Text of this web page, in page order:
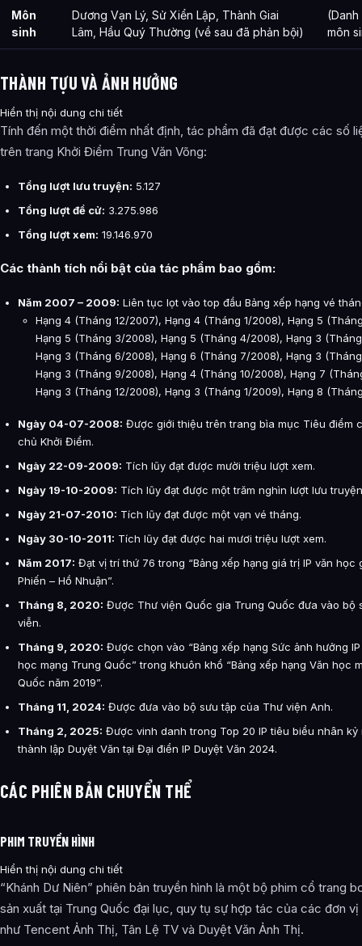
Môn
sinh
Dương Vạn Lý, Sử Xiển Lập, Thành Giai
Lâm, Hầu Quý Thường (về sau đã phản bội)
môn
THÀNH TỰU VÀ ẢNH HƯỞNG
Hiển thị nội dung chi tiết
Tính đến một thời điểm nhất định, tác phẩm đã đạt được các số
trên trang Khởi Điểm Trung Văn Võng:
Tổng lượt lưu truyện: 5.127
Tổng lượt đề cử: 3.275.986
Tổng lượt xem: 19.146.970
Các thành tích nổi bật của tác phẩm bao gồm:
Năm 2007 – 2009: Liên tục lọt vào top đầu Bảng xếp hạng vé
Hạng 4 (Tháng 12/2007), Hạng 4 (Tháng 1/2008), Hạng 5
Hạng 5 (Tháng 3/2008), Hạng 5 (Tháng 4/2008), Hạng 3
Hạng 3 (Tháng 6/2008), Hạng 6 (Tháng 7/2008), Hạng 3
Hạng 3 (Tháng 9/2008), Hạng 4 (Tháng 10/2008), Hạng 7
Hạng 3 (Tháng 12/2008), Hạng 3 (Tháng 1/2009), Hạng 8
Ngày 04-07-2008: Được giới thiệu trên trang bìa mục Tiêu điểm
chủ Khởi Điểm.
Ngày 22-09-2009: Tích lũy đạt được mười triệu lượt xem.
Ngày 19-10-2009: Tích lũy đạt được một trăm nghìn lượt lưu
Ngày 21-07-2010: Tích lũy đạt được một vạn vé tháng.
Ngày 30-10-2011: Tích lũy đạt được hai mươi triệu lượt xem.
Năm 2017: Đạt vị trí thứ 76 trong “Bảng xếp hạng giá trị IP văn học
Phiến – Hồ Nhuận”.
Tháng 8, 2020: Được Thư viện Quốc gia Trung Quốc đưa vào bộ
viễn.
Tháng 9, 2020: Được chọn vào “Bảng xếp hạng Sức ảnh hưởng
học mạng Trung Quốc” trong khuôn khổ “Bảng xếp hạng Văn học
Quốc năm 2019”.
Tháng 11, 2024: Được đưa vào bộ sưu tập của Thư viện Anh.
Tháng 2, 2025: Được vinh danh trong Top 20 IP tiêu biểu nhân kỷ
thành lập Duyệt Văn tại Đại điển IP Duyệt Văn 2024.
CÁC PHIÊN BẢN CHUYỂN THỂ
PHIM TRUYỀN HÌNH
Hiển thị nội dung chi tiết
“Khánh Dư Niên” phiên bản truyền hình là một bộ phim cổ trang
sản xuất tại Trung Quốc đại lục, quy tụ sự hợp tác của các đơn vị
như Tencent Ảnh Thị, Tân Lệ TV và Duyệt Văn Ảnh Thị.